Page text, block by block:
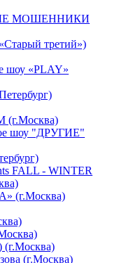
МОШЕННИКИ
третий»)
шоу «PLAY»
шоу "ДРУГИЕ"
FALL - WINTER
(г.Москва)
(г.Москва)
(г.Москва)